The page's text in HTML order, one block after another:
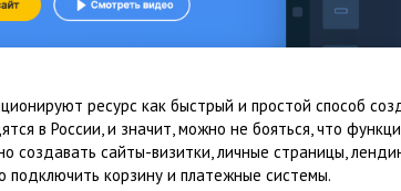
ресурс как быстрый и простой способ
в России, и значит, можно не бояться, что
создавать сайты-визитки, личные страницы,
подключить корзину и платежные системы.